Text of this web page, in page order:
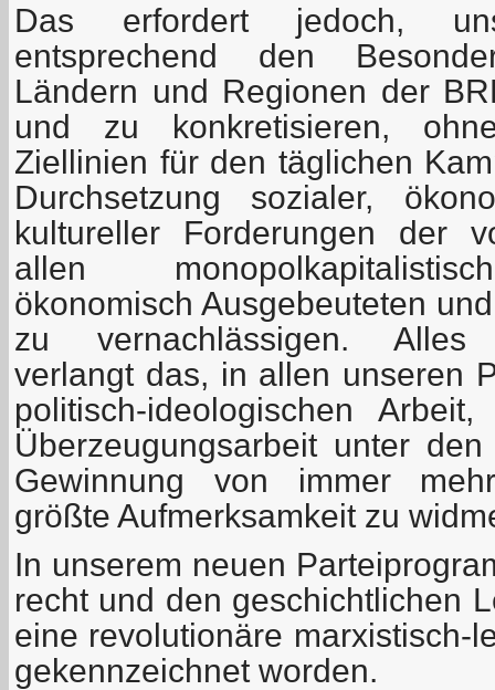
Das erfordert jedoch,
entsprechend den
Ländern und Regionen der
und zu konkretisieren,
Ziellinien für den täglichen
Durchsetzung sozialer,
kultureller Forderungen der
allen
ökonomisch Ausgebeuteten
zu vernachlässigen. Alles
verlangt das, in allen unseren
politisch-ideologischen
Überzeugungsarbeit unter
Gewinnung von immer
größte Aufmerksamkeit zu
In unserem neuen
recht und den geschichtlichen
eine revolutionäre marxistisch-
gekennzeichnet worden.